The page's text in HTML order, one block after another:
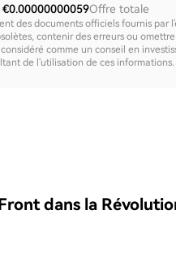
€0.00000000059Offre totale
des documents officiels fournis
contenir des erreurs ou
comme un conseil en
de l'utilisation de ces informations.
dans la